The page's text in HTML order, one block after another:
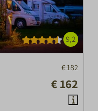
9,2
€ 182
€ 162